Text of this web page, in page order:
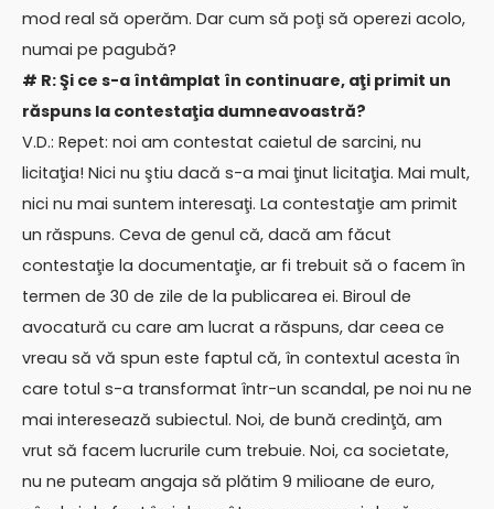
mod real să operăm. Dar cum să poţi să operezi acolo,
numai pe pagubă?
# R: Şi ce s-a întâmplat în continuare, aţi primit un
răspuns la contestaţia dumneavoastră?
V.D.: Repet: noi am contestat caietul de sarcini, nu
licitaţia! Nici nu ştiu dacă s-a mai ţinut licitaţia. Mai mult,
nici nu mai suntem interesaţi. La contestaţie am primit
un răspuns. Ceva de genul că, dacă am făcut
contestaţie la documentaţie, ar fi trebuit să o facem în
termen de 30 de zile de la publicarea ei. Biroul de
avocatură cu care am lucrat a răspuns, dar ceea ce
vreau să vă spun este faptul că, în contextul acesta în
care totul s-a transformat într-un scandal, pe noi nu ne
mai interesează subiectul. Noi, de bună credinţă, am
vrut să facem lucrurile cum trebuie. Noi, ca societate,
nu ne puteam angaja să plătim 9 milioane de euro,